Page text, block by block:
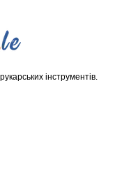
інструментів.